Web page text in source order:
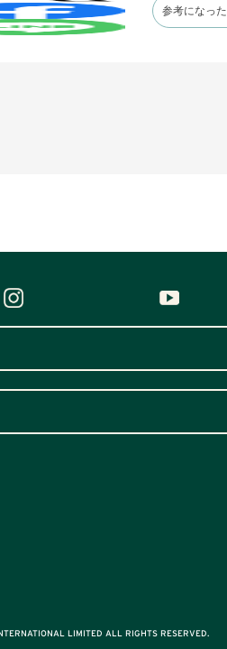
参考になった
LIMITED ALL RIGHTS RESERVED.